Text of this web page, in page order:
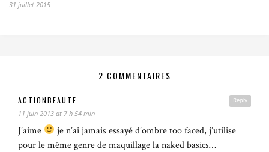
31 juillet 2015
2 COMMENTAIRES
Reply
ACTIONBEAUTE
11 juin 2013 at 7 h 54 min
J’aime
je n’ai jamais essayé d’ombre too faced, j’utilise
pour le même genre de maquillage la naked basics…